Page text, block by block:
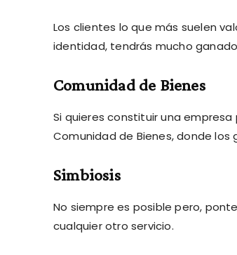
Los clientes lo que más suelen
identidad, tendrás mucho
Comunidad de Bienes
Si quieres constituir una
Comunidad de Bienes, donde
Simbiosis
No siempre es posible pero,
cualquier otro servicio.